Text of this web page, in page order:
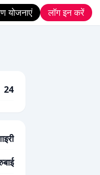
योजनाएं लॉग इन करें
24